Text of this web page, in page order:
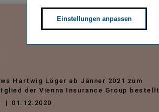
Hartwig Löger ab Jänner 2021 zum
der Vienna Insurance Group bestellt
01.12.2020
Einstellungen anpassen